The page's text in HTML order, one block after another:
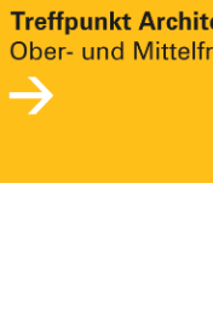
Skip
to